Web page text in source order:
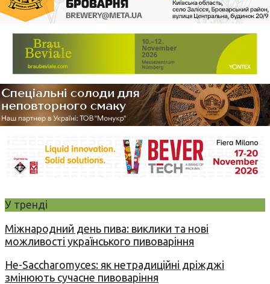
У тренді
Міжнародний день пива: виклики та нові
можливості українського пивоваріння
Не-Saccharomyces: як нетрадиційні дріжджі
змінюють сучасне пивоваріння